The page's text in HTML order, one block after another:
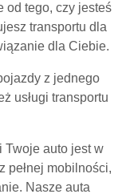
od tego, czy jesteś
transportu dla
dla Ciebie.
z jednego
usługi transportu
Twoje auto jest w
pełnej mobilności,
Nasze auta